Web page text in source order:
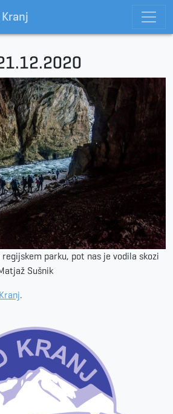
parku, pot nas je vodila skozi
Sušnik
.